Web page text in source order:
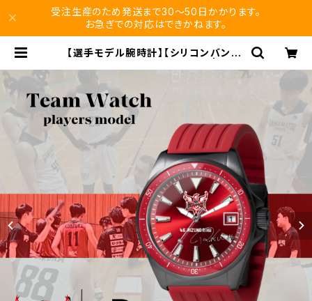
受注生産のため発送まで30〜50日かかります。
お急ぎでの対応はできかねます。
【選手モデル腕時計】【シリコンバンド/